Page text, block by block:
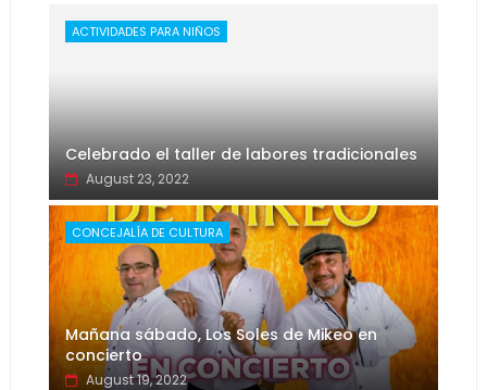
ACTIVIDADES PARA NIÑOS
Celebrado el taller de labores tradicionales
August 23, 2022
CONCEJALÍA DE CULTURA
Mañana sábado, Los Soles de Mikeo en
concierto
August 19, 2022